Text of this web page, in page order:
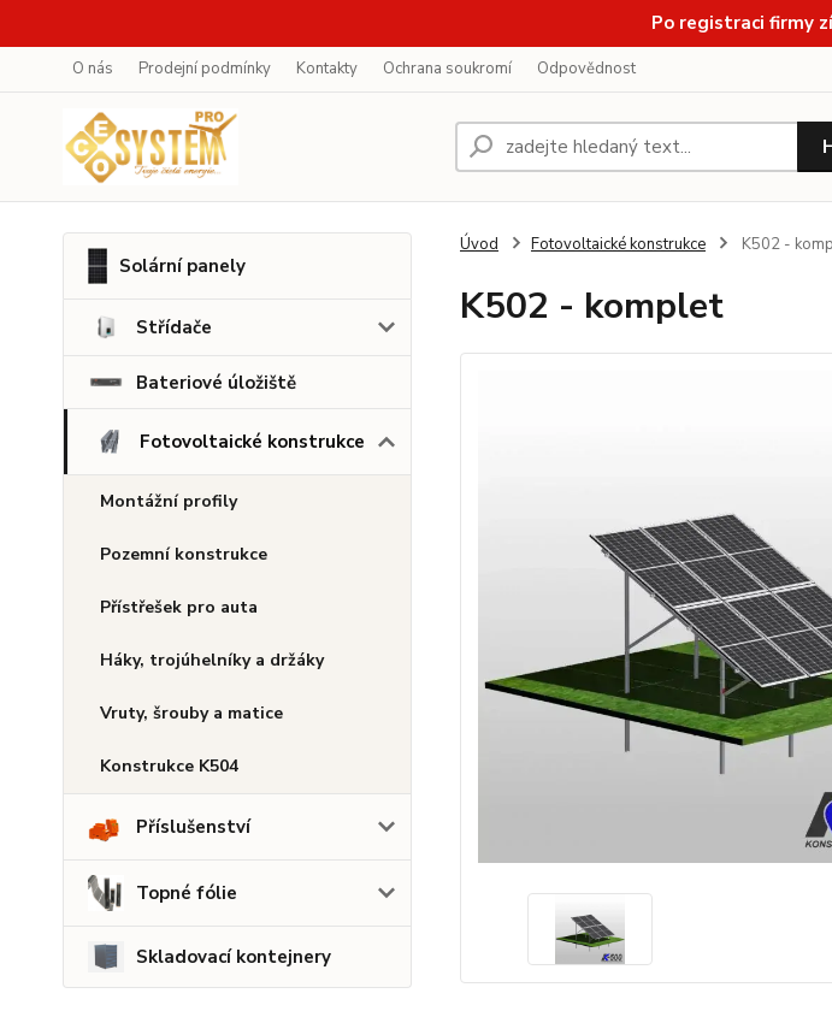
Po registraci firmy
O nás Prodejní podmínky Kontakty Ochrana soukromí Odpovědnost
Solární panely
Střídače
Bateriové úložiště
Fotovoltaické konstrukce
Montážní profily
Pozemní konstrukce
Přístřešek pro auta
Háky, trojúhelníky a držáky
Vruty, šrouby a matice
Konstrukce K504
Příslušenství
Topné fólie
Skladovací kontejnery
Úvod Fotovoltaické konstrukce K502 -
K502 - komplet